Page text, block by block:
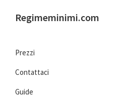
primaria
principale
laterale
Regimeminimi.com
consulente
di
fiducia
Prezzi
Contattaci
Guide